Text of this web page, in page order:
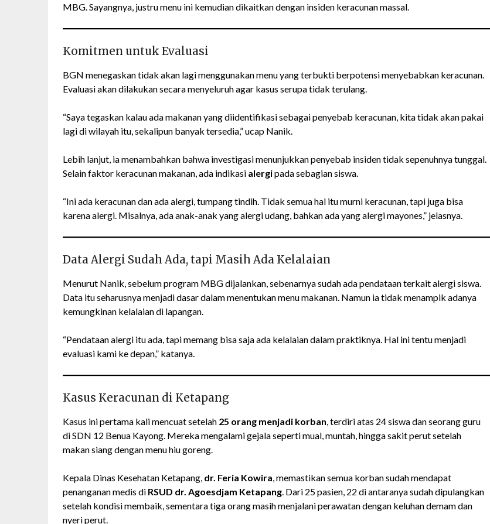
MBG. Sayangnya, justru menu ini kemudian dikaitkan dengan insiden keracunan massal.
Komitmen untuk Evaluasi
BGN menegaskan tidak akan lagi menggunakan menu yang terbukti berpotensi menyebabkan keracunan.
Evaluasi akan dilakukan secara menyeluruh agar kasus serupa tidak terulang.
“Saya tegaskan kalau ada makanan yang diidentifikasi sebagai penyebab keracunan, kita tidak akan pakai
lagi di wilayah itu, sekalipun banyak tersedia,” ucap Nanik.
Lebih lanjut, ia menambahkan bahwa investigasi menunjukkan penyebab insiden tidak sepenuhnya tunggal.
Selain faktor keracunan makanan, ada indikasi alergipada sebagian siswa.
“Ini ada keracunan dan ada alergi, tumpang tindih. Tidak semua hal itu murni keracunan, tapi juga bisa
karena alergi. Misalnya, ada anak-anak yang alergi udang, bahkan ada yang alergi mayones,” jelasnya.
Data Alergi Sudah Ada, tapi Masih Ada Kelalaian
Menurut Nanik, sebelum program MBG dijalankan, sebenarnya sudah ada pendataan terkait alergi siswa.
Data itu seharusnya menjadi dasar dalam menentukan menu makanan. Namun ia tidak menampik adanya
kemungkinan kelalaian di lapangan.
“Pendataan alergi itu ada, tapi memang bisa saja ada kelalaian dalam praktiknya. Hal ini tentu menjadi
evaluasi kami ke depan,” katanya.
Kasus Keracunan di Ketapang
Kasus ini pertama kali mencuat setelah 25 orang menjadi korban, terdiri atas 24 siswa dan seorang guru
di SDN 12 Benua Kayong. Mereka mengalami gejala seperti mual, muntah, hingga sakit perut setelah
makan siang dengan menu hiu goreng.
Kepala Dinas Kesehatan Ketapang, dr. Feria Kowira, memastikan semua korban sudah mendapat
penanganan medis di RSUD dr. Agoesdjam Ketapang. Dari 25 pasien, 22 di antaranya sudah dipulangkan
setelah kondisi membaik, sementara tiga orang masih menjalani perawatan dengan keluhan demam dan
nyeri perut.